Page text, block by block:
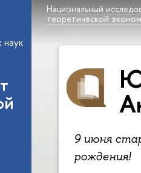
Национальный
теоретической
наук
9 июня
рождения!